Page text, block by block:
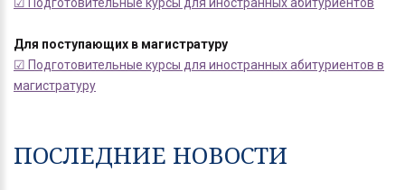
Для поступающих в магистратуру
☑ Подготовительные курсы для иностранных абитуриентов в
магистратуру
ПОСЛЕДНИЕ НОВОСТИ